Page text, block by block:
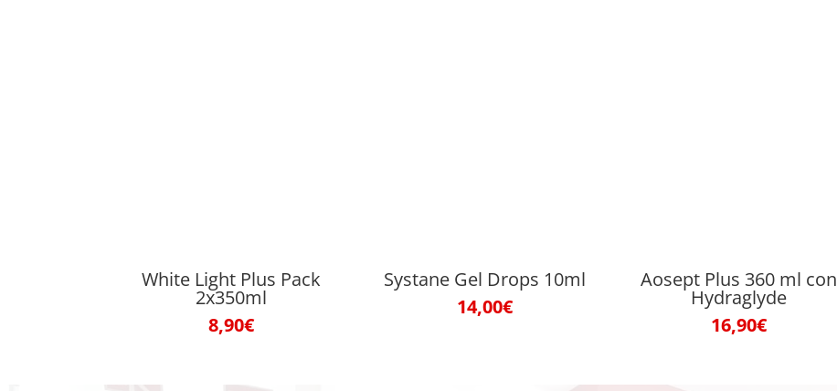
White Light Plus Pack
2x350ml
8,90€
Systane Gel Drops 10ml
14,00€
Aosept Plus 360 ml con
Hydraglyde
16,90€